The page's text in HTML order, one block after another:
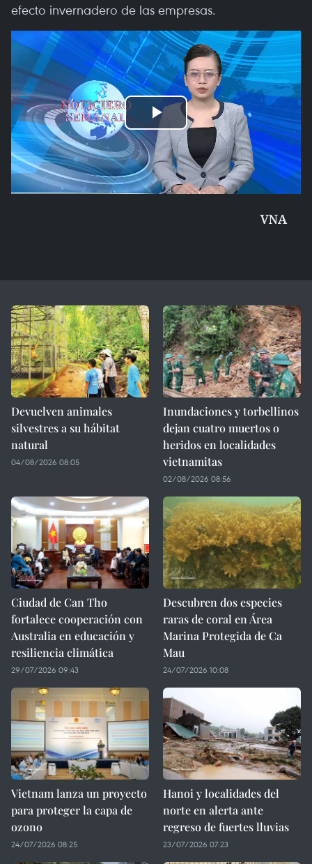
efecto invernadero de las empresas.
Play
Video
VNA
Devuelven animales
silvestres a su hábitat
natural
04/08/2026 08:05
Inundaciones y torbellinos
dejan cuatro muertos o
heridos en localidades
vietnamitas
02/08/2026 08:56
Ciudad de Can Tho
fortalece cooperación con
Australia en educación y
resiliencia climática
29/07/2026 09:43
Descubren dos especies
raras de coral en Área
Marina Protegida de Ca
Mau
24/07/2026 10:08
Vietnam lanza un proyecto
para proteger la capa de
ozono
24/07/2026 08:25
Hanoi y localidades del
norte en alerta ante
regreso de fuertes lluvias
23/07/2026 07:23